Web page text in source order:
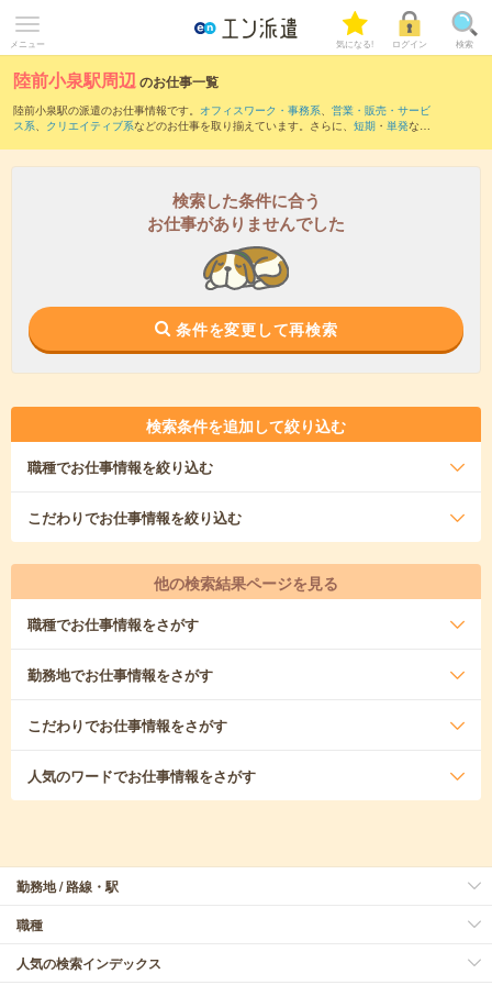
メニュー 気になる! ログイン 検索
陸前小泉駅周辺のお仕事一覧
陸前小泉駅の派遣のお仕事情報です。 オフィスワーク・事務系、 営業・販売・サービ
ス系、 クリエイティブ系などのお仕事を取り揃えています。さらに、 短期 ・ 単発など
また、大谷海岸駅・蔵内駅・小金沢駅・歌津駅・清水浜駅など近隣駅のお仕事もご確
検索した条件に合う
お仕事がありませんでした
条件を変更して再検索
検索条件を追加して絞り込む
職種でお仕事情報を絞り込む
こだわりでお仕事情報を絞り込む
他の検索結果ページを見る
職種でお仕事情報をさがす
勤務地でお仕事情報をさがす
こだわりでお仕事情報をさがす
人気のワードでお仕事情報をさがす
勤務地 / 路線・駅
職種
人気の検索インデックス